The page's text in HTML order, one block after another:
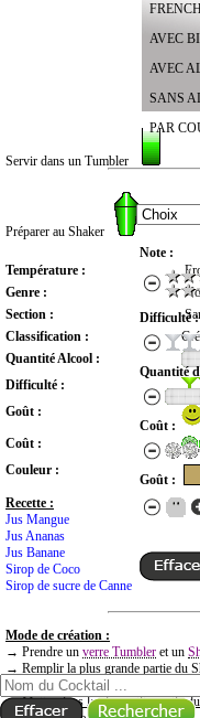
AVEC
AVEC
SANS
PAR
Note :
Difficulté :
Quantité
Coût :
Goût :
Servir dans un Tumbler
Préparer au Shaker
Température :
Genre :
Section :
Classification :
Quantité Alcool :
Difficulté :
Goût :
Coût :
Couleur :
Recette :
Jus Mangue
Jus Ananas
Jus Banane
Sirop de Coco
Sirop de sucre de Canne
Mode de création :
→ Prendre un verre Tumbler et un
→ Remplir la plus grande partie du
→Mettre dans la plus petite partie